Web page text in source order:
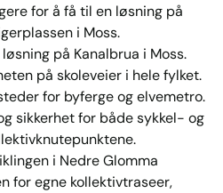
for å få til en løsning på
i Moss.
på Kanalbrua i Moss.
på skoleveier i hele fylket.
for byferge og elvemetro.
sikkerhet for både sykkel- og
i Nedre Glomma
for egne kollektivtraseer,